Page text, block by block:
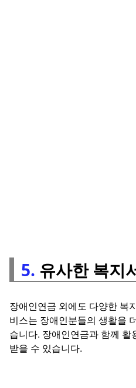
5. 유사한 복지
장애인연금 외에도 다양한 복
비스는 장애인분들의 생활을
습니다. 장애인연금과 함께 활
받을 수 있습니다.